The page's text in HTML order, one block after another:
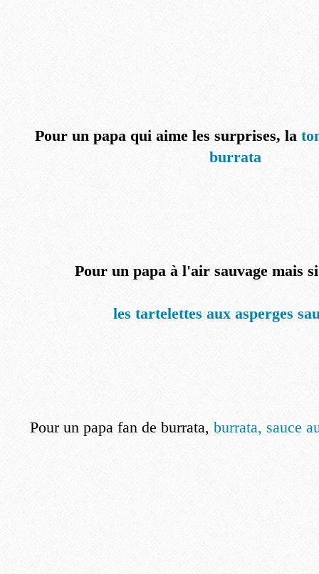
Pour un papa qui aime les surprises, la
burrata
Pour un papa à l'air sauvage mais
les tartelettes aux asperges
Pour un papa fan de burrata, burrata, sauce